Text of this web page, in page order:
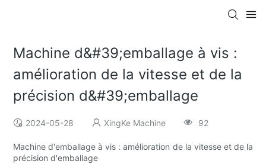
Machine d&#39;emballage à vis :
amélioration de la vitesse et de la
précision d&#39;emballage
2024-05-28 XingKe Machine 92
Machine d'emballage à vis : amélioration de la vitesse et de la
précision d'emballage